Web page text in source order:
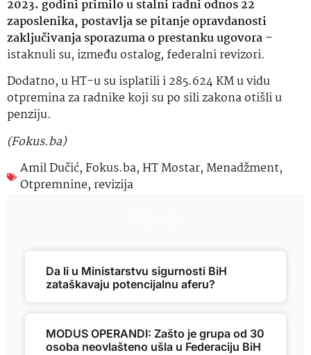
2023. godini primilo u stalni radni odnos 22
zaposlenika, postavlja se pitanje opravdanosti
zaključivanja sporazuma o prestanku ugovora–
istaknuli su, između ostalog, federalni revizori.
Dodatno, u HT-u su isplatili i 285.624 KM u vidu
otpremina za radnike koji su po sili zakona otišli u
penziju.
(Fokus.ba)
Amil Dučić,Fokus.ba,HT Mostar,Menadžment,
Otpremnine, revizija
Da li u Ministarstvu sigurnosti BiH
zataškavaju potencijalnu aferu?
MODUS OPERANDI: Zašto je grupa od 30
osoba neovlašteno ušla u Federaciju BiH